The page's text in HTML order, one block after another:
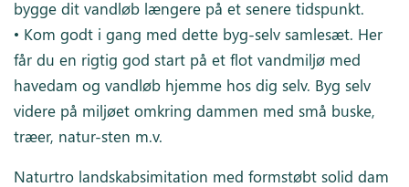
bygge dit vandløb længere på et senere tidspunkt.
• Kom godt i gang med dette byg-selv samlesæt. Her
får du en rigtig god start på et flot vandmiljø med
havedam og vandløb hjemme hos dig selv. Byg selv
videre på miljøet omkring dammen med små buske,
træer, natur-sten m.v.
Naturtro landskabsimitation med formstøbt solid dam